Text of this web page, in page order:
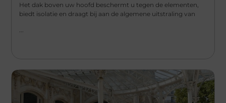
Het dak boven uw hoofd beschermt u tegen de elementen,
biedt isolatie en draagt bij aan de algemene uitstraling van
...